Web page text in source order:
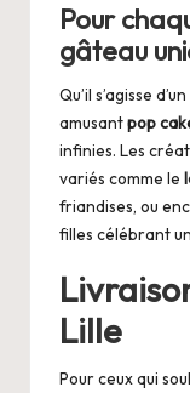
Pour
gâteau
Qu’il s’agisse d’un
amusantpop
infinies. Les
variés comme le
friandises, ou
filles célébrant
Lille
Pour ceux qui